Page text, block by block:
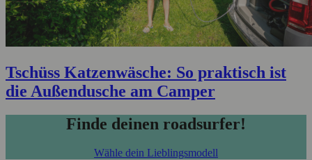
Tschüss Katzenwäsche: So praktisch ist
die Außendusche am Camper
Finde deinen roadsurfer!
Wähle dein Lieblingsmodell